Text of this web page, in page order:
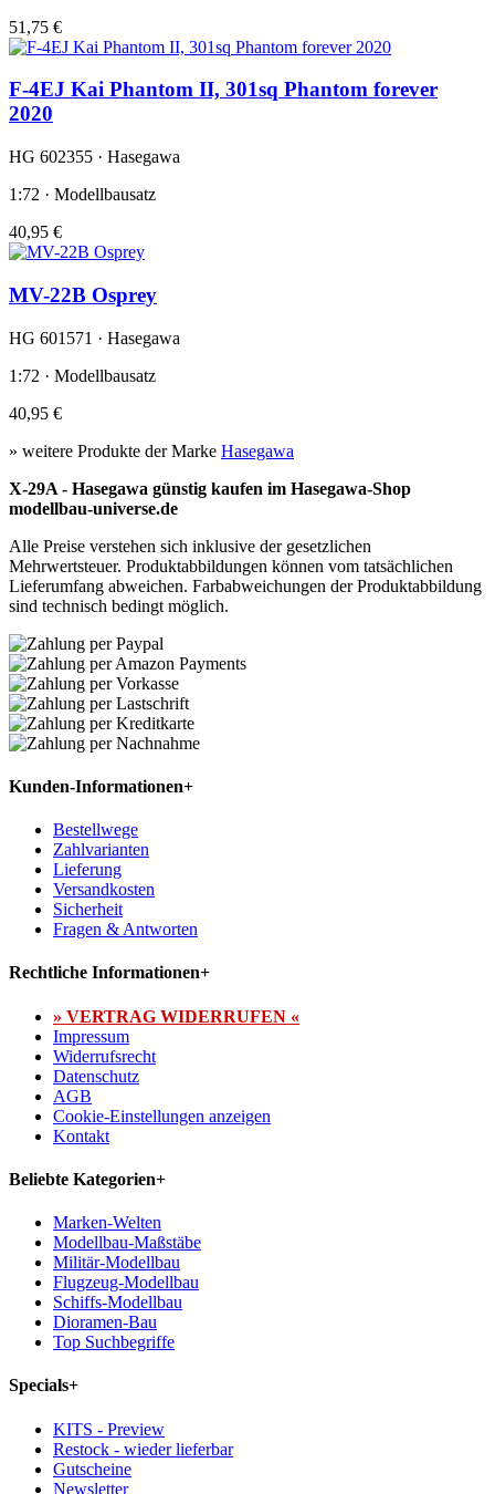
51,75 €
F-4EJ Kai Phantom II, 301sq Phantom forever
2020
HG 602355 · Hasegawa
1:72 · Modellbausatz
40,95 €
MV-22B Osprey
HG 601571 · Hasegawa
1:72 · Modellbausatz
40,95 €
» weitere Produkte der Marke Hasegawa
X-29A - Hasegawa günstig kaufen im Hasegawa-Shop
modellbau-universe.de
Alle Preise verstehen sich inklusive der gesetzlichen
Mehrwertsteuer. Produktabbildungen können vom tatsächlichen
Lieferumfang abweichen. Farbabweichungen der Produktabbildung
sind technisch bedingt möglich.
Kunden-Informationen+
Bestellwege
Zahlvarianten
Lieferung
Versandkosten
Sicherheit
Fragen & Antworten
Rechtliche Informationen+
» VERTRAG WIDERRUFEN «
Impressum
Widerrufsrecht
Datenschutz
AGB
Cookie-Einstellungen anzeigen
Kontakt
Beliebte Kategorien+
Marken-Welten
Modellbau-Maßstäbe
Militär-Modellbau
Flugzeug-Modellbau
Schiffs-Modellbau
Dioramen-Bau
Top Suchbegriffe
Specials+
KITS - Preview
Restock - wieder lieferbar
Gutscheine
Newsletter